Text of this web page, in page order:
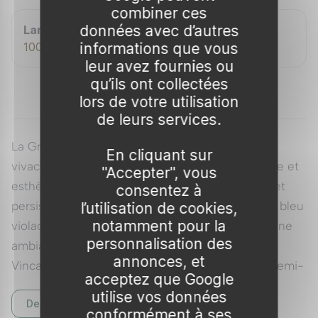
Largeur adulte
100 cm
La Grande Pervenche panachée est une plante
vivace rampante qui apporte une touche colorée et
esthétique à votre jardin. Son feuillage coriace et
persistant se marie parfaitement avec les fleurs bleu
violacé qui s'épanouissent d'avril à juin, créant une
ambiance sereine et agréable. Cette variété de
Vinca est idéale pour les zones ombragées ou semi-
ombragées, offrant une robustesse remarquable
tout au long de l'année. Voir tous nos Pervenche
Description complète
combiner ces
données avec d’autres
informations que vous
leur avez fournies ou
qu’ils ont collectées
lors de votre utilisation
de leurs services.
En cliquant sur
"Accepter", vous
consentez à
l’utilisation de cookies,
notamment pour la
personnalisation des
annonces, et
acceptez que Google
utilise vos données
conformément à ses